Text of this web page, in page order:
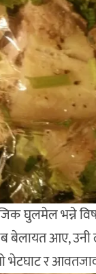
घुलमेल भन्ने
आए, उनी
भेटघाट र